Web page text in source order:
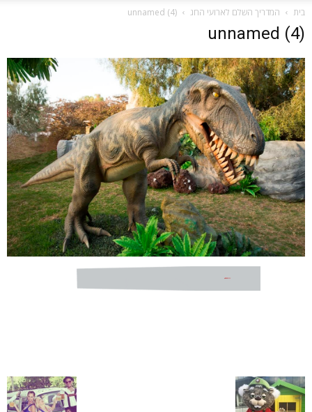
בית המדריך השלם לארועי החג unnamed (4)
unnamed (4)